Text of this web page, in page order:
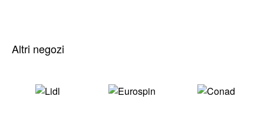
Altri negozi